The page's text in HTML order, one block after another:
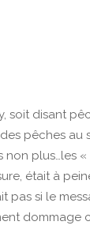
soit disant
pêches au
plus…les
était à
pas si le
dommage